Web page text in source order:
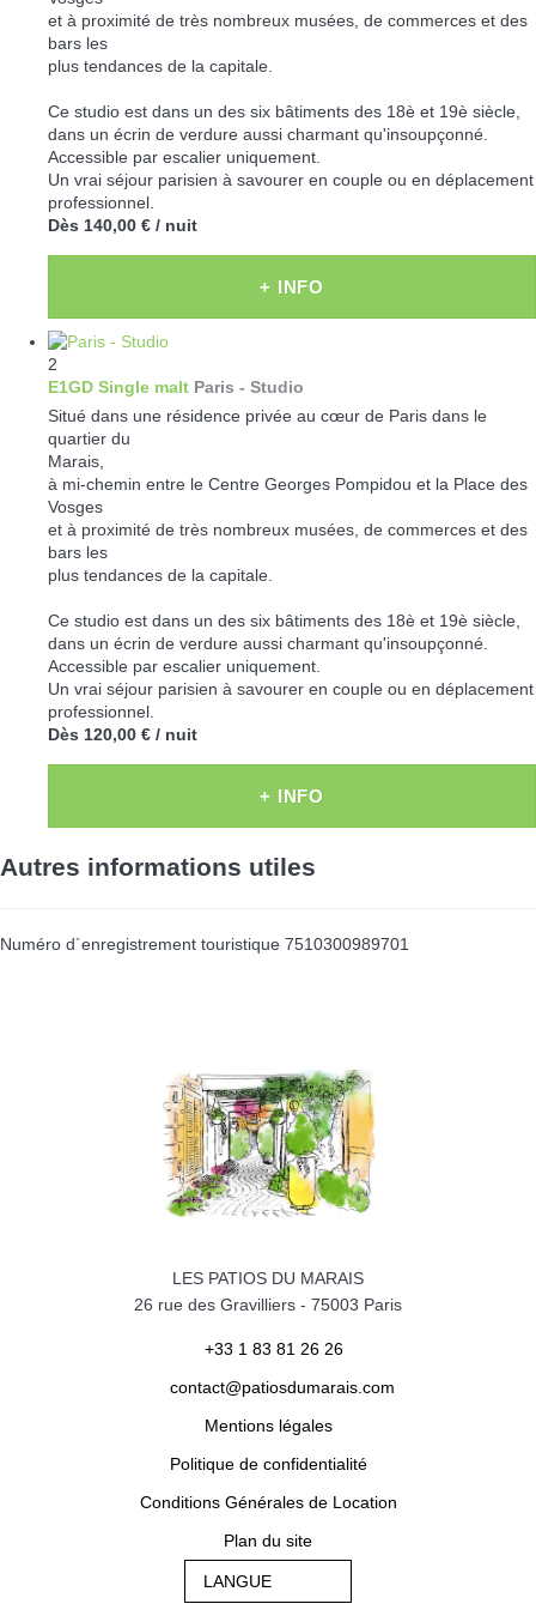
et à proximité de très nombreux musées, de commerces et des
bars les
plus tendances de la capitale.
Ce studio est dans un des six bâtiments des 18è et 19è siècle,
dans un écrin de verdure aussi charmant qu'insoupçonné.
Accessible par escalier uniquement.
Un vrai séjour parisien à savourer en couple ou en déplacement
professionnel.
Dès 140,00 € / nuit
+ INFO
2
E1GD Single malt Paris - Studio
Situé dans une résidence privée au cœur de Paris dans le
quartier du
Marais,
à mi-chemin entre le Centre Georges Pompidou et la Place des
Vosges
et à proximité de très nombreux musées, de commerces et des
bars les
plus tendances de la capitale.
Ce studio est dans un des six bâtiments des 18è et 19è siècle,
dans un écrin de verdure aussi charmant qu'insoupçonné.
Accessible par escalier uniquement.
Un vrai séjour parisien à savourer en couple ou en déplacement
professionnel.
Dès 120,00 € / nuit
+ INFO
Autres informations utiles
Numéro d´enregistrement touristique 7510300989701
LES PATIOS DU MARAIS
26 rue des Gravilliers - 75003 Paris
+33 1 83 81 26 26
contact@patiosdumarais.com
Mentions légales
Politique de confidentialité
Conditions Générales de Location
Plan du site
LANGUE